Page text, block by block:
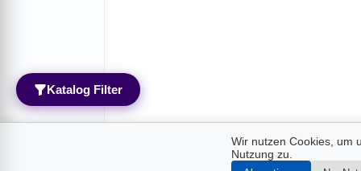
Katalog Filter
Wir nutzen Cookies, um
Nutzung zu.